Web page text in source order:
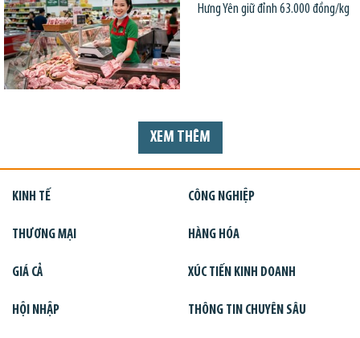
Hưng Yên giữ đỉnh 63.000 đồng/kg
XEM THÊM
KINH TẾ CÔNG NGHIỆP
THƯƠNG MẠI HÀNG HÓA
GIÁ CẢ XÚC TIẾN KINH DOANH
HỘI NHẬP THÔNG TIN CHUYÊN SÂU